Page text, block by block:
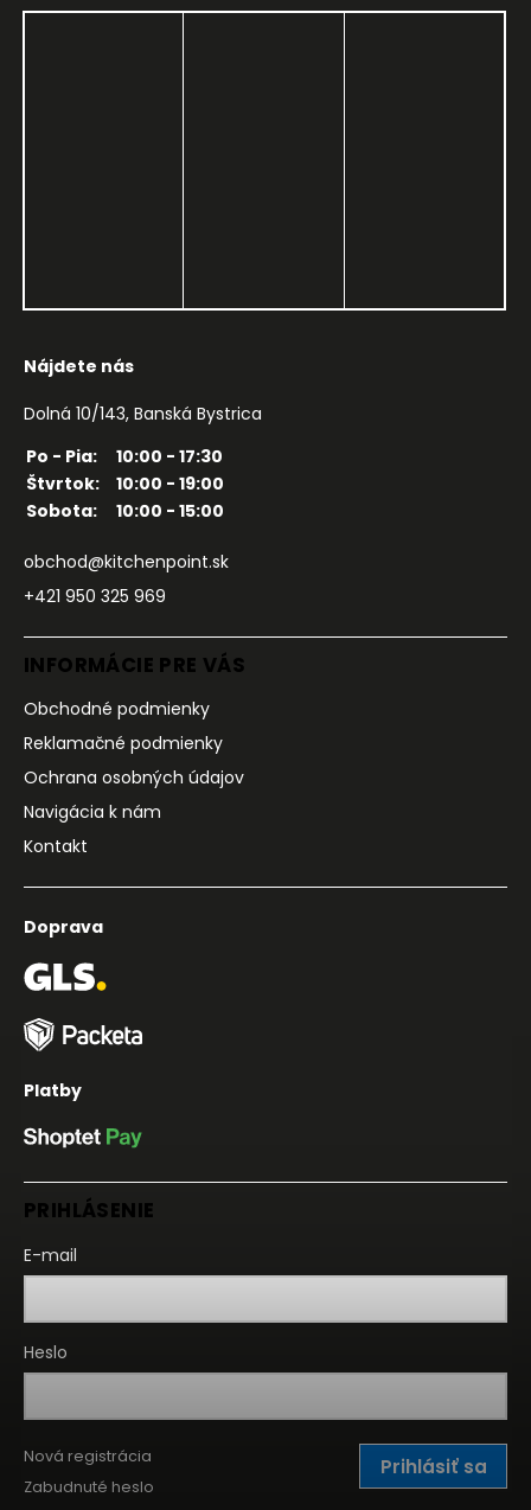
Nájdete nás
Dolná 10/143, Banská Bystrica
Po - Pia:
10:00 - 17:30
Štvrtok:
10:00 - 19:00
Sobota:
10:00 - 15:00
obchod@kitchenpoint.sk
+421 950 325 969
INFORMÁCIE PRE VÁS
Obchodné podmienky
Reklamačné podmienky
Ochrana osobných údajov
Navigácia k nám
Kontakt
Doprava
Platby
PRIHLÁSENIE
E-mail
Heslo
Prihlásiť sa
Nová registrácia
Zabudnuté heslo